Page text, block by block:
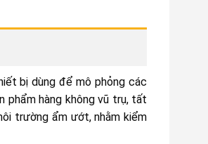
bị dùng để mô phỏng các
phẩm hàng không vũ trụ, tất
trường ẩm ướt, nhằm kiểm